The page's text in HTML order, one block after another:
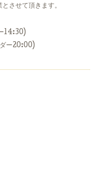
させて頂きます。
14:30)
ー20:00)